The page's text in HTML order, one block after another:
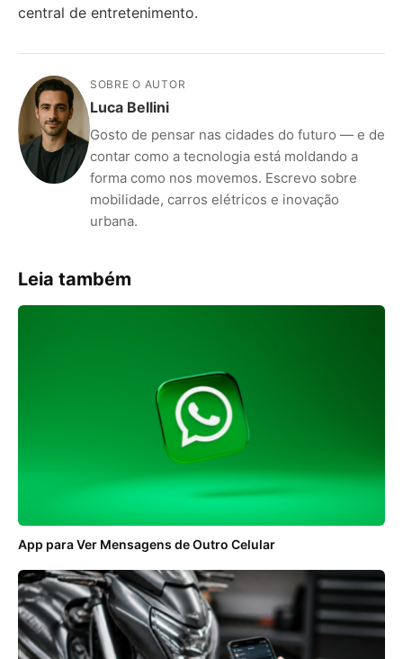
central de entretenimento.
SOBRE O AUTOR
Luca Bellini
Gosto de pensar nas cidades do futuro — e de
contar como a tecnologia está moldando a
forma como nos movemos. Escrevo sobre
mobilidade, carros elétricos e inovação
urbana.
Leia também
App para Ver Mensagens de Outro Celular